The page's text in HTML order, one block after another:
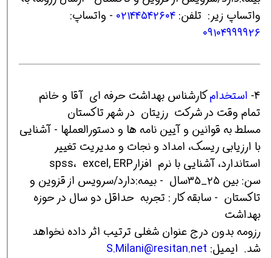
واتساپ زیر: تلفن: ۰۲۱۴۴۵۴۲۶۰۴ - واتساپ:
۰۹۱۰۴۹۹۹۹۲۶
4- استخدامکارشناس بهداشت حرفه ای آقا و خانم
تمام وقت در شرکت رزیتان در شهر تاکستان
مسلط به قوانین و آیین نامه ها و دستورالعملها - آشنایی
با ارزیابی ریسک، امداد و نجات و مدیریت تغییر
استاندارد، آشنایی با نرم افزارspss، excel, ERP
سن: بین ۲۵_۳۵سال - بیمه:دارد/سرویس از قزوین و
تاکستان - سابقه کار : تجربه حداقل دو سال در حوزه
بهداشت
رزومه بدون درج عنوان شغلی ترتیب اثر داده نخواهد
شد. ایمیل: S.Milani@resitan.net